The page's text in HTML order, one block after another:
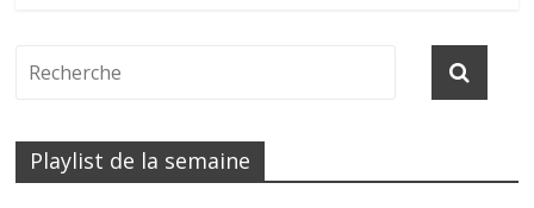
Playlist de la semaine